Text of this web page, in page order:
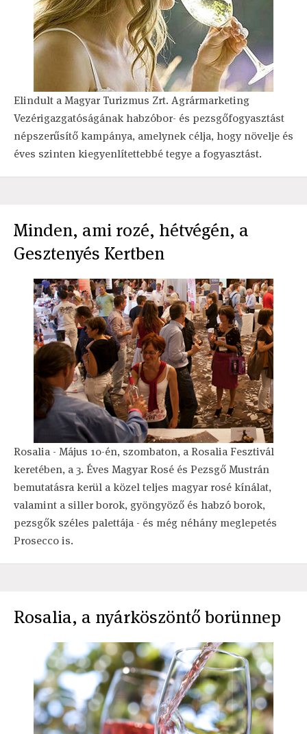
Elindult a Magyar Turizmus Zrt. Agrármarketing
Vezérigazgatóságának habzóbor- és pezsgőfogyasztást
népszerűsítő kampánya, amelynek célja, hogy növelje és
éves szinten kiegyenlítettebbé tegye a fogyasztást.
Minden, ami rozé, hétvégén, a
Gesztenyés Kertben
Rosalia - Május 10-én, szombaton, a Rosalia Fesztivál
keretében, a 3. Éves Magyar Rosé és Pezsgő Mustrán
bemutatásra kerül a közel teljes magyar rosé kínálat,
valamint a siller borok, gyöngyöző és habzó borok,
pezsgők széles palettája - és még néhány meglepetés
Prosecco is.
Rosalia, a nyárköszöntő borünnep